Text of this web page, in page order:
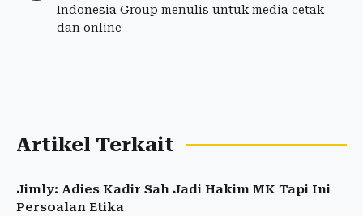
Indonesia Group menulis untuk media cetak
dan online
Artikel Terkait
Jimly: Adies Kadir Sah Jadi Hakim MK Tapi Ini
Persoalan Etika